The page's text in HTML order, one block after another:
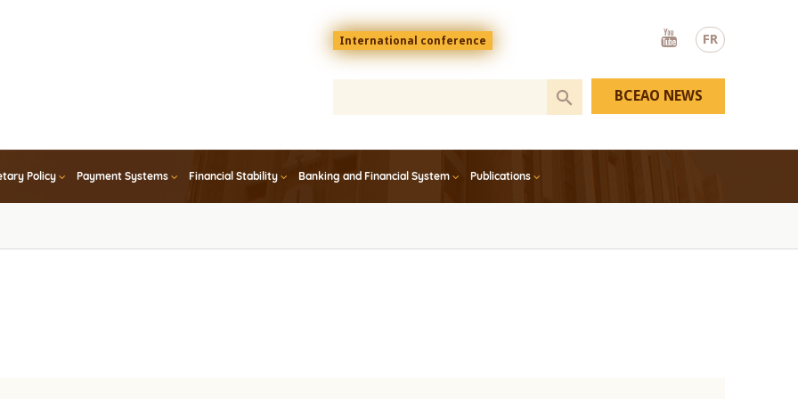
FR
Menu
top
En
International conference
Youtube
Policy Payment Systems Financial Stability Banking and Financial System Publications
BCEAO NEWS